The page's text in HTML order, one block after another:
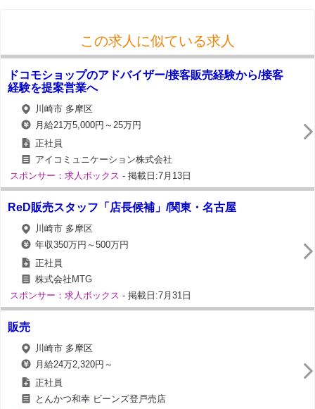
この求人に似ている求人
ドコモショップのアドバイザー/接客販売経験から/接客
経験を提案営業へ
川崎市 多摩区
月給21万5,000円～25万円
正社員
アイコミュニケーション株式会社
スポンサー：求人ボックス - 掲載日:7月13日
ReD販売スタッフ「店長候補」/関東・名古屋
川崎市 多摩区
年収350万円～500万円
正社員
株式会社MTG
スポンサー：求人ボックス - 掲載日:7月31日
販売
川崎市 多摩区
月給24万2,320円～
正社員
とんかつ和幸 ビーンズ登戸売店